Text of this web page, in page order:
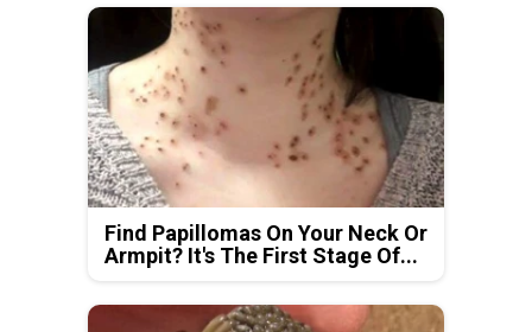
Find Papillomas On Your Neck Or
Armpit? It's The First Stage Of...